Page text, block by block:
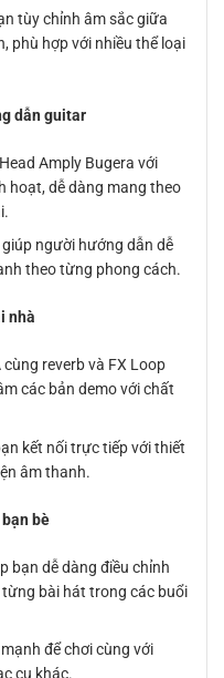
tùy chỉnh âm sắc giữa
phù hợp với nhiều thể loại
dẫn guitar
Amply Bugera với
hoạt, dễ dàng mang theo
giúp người hướng dẫn dễ
theo từng phong cách.
nhà
reverb và FX Loop
các bản demo với chất
kết nối trực tiếp với thiết
âm thanh.
bè
bạn dễ dàng điều chỉnh
bài hát trong các buổi
để chơi cùng với
cụ khác.